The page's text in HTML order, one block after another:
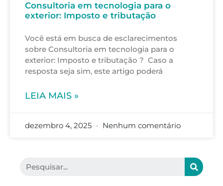
Consultoria em tecnologia para o
exterior: Imposto e tributação
Você está em busca de esclarecimentos
sobre Consultoria em tecnologia para o
exterior: Imposto e tributação ? Caso a
resposta seja sim, este artigo poderá
LEIA MAIS »
dezembro 4, 2025 Nenhum comentário